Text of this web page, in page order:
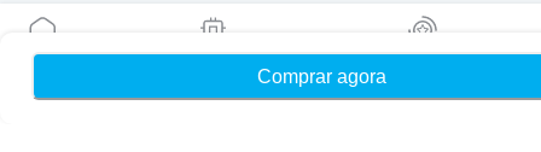
Comprar agora
eSIM para Europa
Meus eSIMs Recompensas